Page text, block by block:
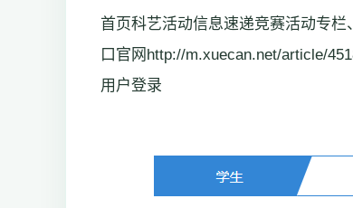
首页科艺活动信息速递竞赛活动专
口官网http://m.xuecan.net/article/
用户登录